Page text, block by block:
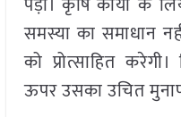
समस्या का समाधान
को प्रोत्साहित
ऊपर उसका उचित